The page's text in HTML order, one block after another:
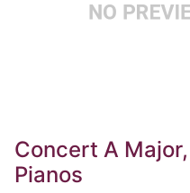
Concert A
Pianos